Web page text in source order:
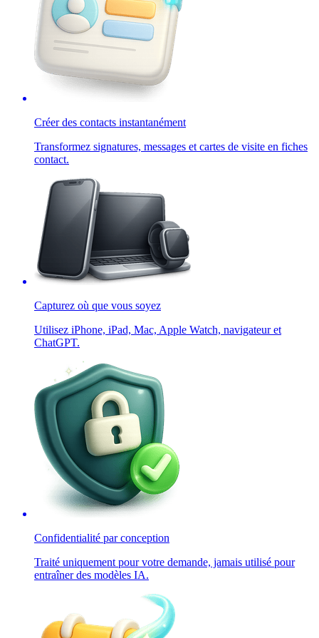
Créer des contacts instantanément
Transformez signatures, messages et cartes de visite en fiches
contact.
Capturez où que vous soyez
Utilisez iPhone, iPad, Mac, Apple Watch, navigateur et
ChatGPT.
Confidentialité par conception
Traité uniquement pour votre demande, jamais utilisé pour
entraîner des modèles IA.